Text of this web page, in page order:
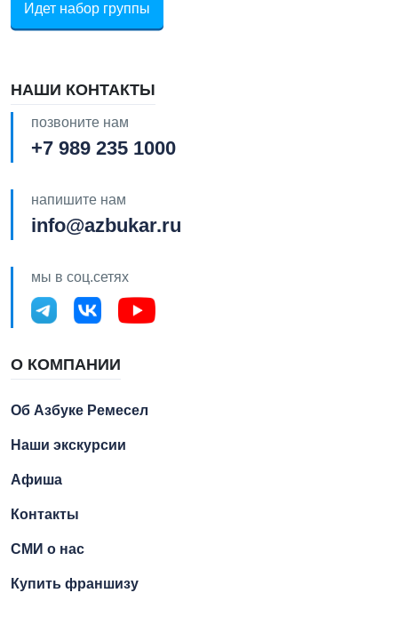
Идет набор группы
НАШИ КОНТАКТЫ
позвоните нам
+7 989 235 1000
напишите нам
info@azbukar.ru
мы в соц.сетях
О КОМПАНИИ
Об Азбуке Ремесел
Наши экскурсии
Афиша
Контакты
СМИ о нас
Купить франшизу